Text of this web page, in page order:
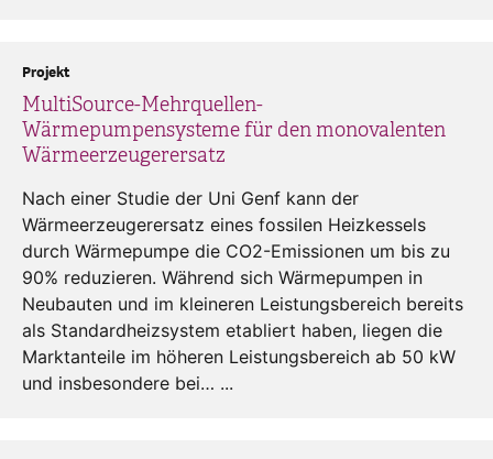
MultiSource-Mehrquellen-
Wärmepumpensysteme für den monovalenten
Wärmeerzeugerersatz
Projekt
Nach einer Studie der Uni Genf kann der
Wärmeerzeugerersatz eines fossilen Heizkessels
durch Wärmepumpe die CO2-Emissionen um bis zu
90% reduzieren. Während sich Wärmepumpen in
Neubauten und im kleineren Leistungsbereich bereits
als Standardheizsystem etabliert haben, liegen die
Marktanteile im höheren Leistungsbereich ab 50 kW
und insbesondere bei… ...